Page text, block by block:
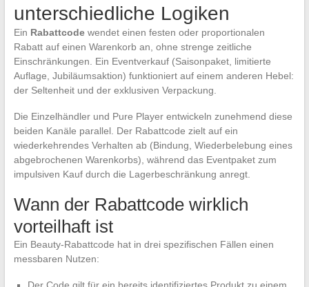
unterschiedliche Logiken
Ein Rabattcodewendet einen festen oder proportionalen
Rabatt auf einen Warenkorb an, ohne strenge zeitliche
Einschränkungen. Ein Eventverkauf (Saisonpaket, limitierte
Auflage, Jubiläumsaktion) funktioniert auf einem anderen Hebel:
der Seltenheit und der exklusiven Verpackung.
Die Einzelhändler und Pure Player entwickeln zunehmend diese
beiden Kanäle parallel. Der Rabattcode zielt auf ein
wiederkehrendes Verhalten ab (Bindung, Wiederbelebung eines
abgebrochenen Warenkorbs), während das Eventpaket zum
impulsiven Kauf durch die Lagerbeschränkung anregt.
Wann der Rabattcode wirklich
vorteilhaft ist
Ein Beauty-Rabattcode hat in drei spezifischen Fällen einen
messbaren Nutzen: